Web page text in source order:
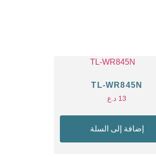
TL-WR845N
13 د.ع
إضافة إلى السلة